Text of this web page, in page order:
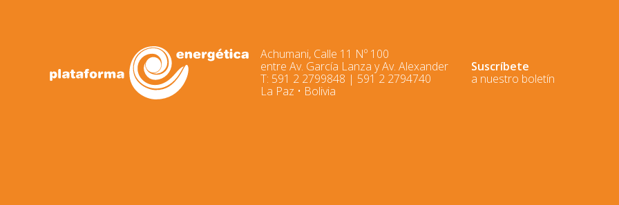
Achumani, Calle 11 Nº 100
entre Av. García Lanza y Av. Alexander
T: 591 2 2799848 | 591 2 2794740
La Paz • Bolivia
Suscríbete
a nuestro boletín